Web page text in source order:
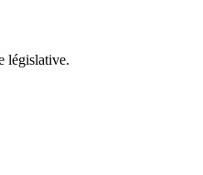
législative.